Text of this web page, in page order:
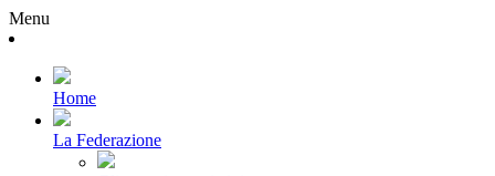
Menu
Home
La Federazione